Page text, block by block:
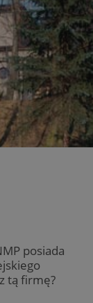
posiada
tą firmę?